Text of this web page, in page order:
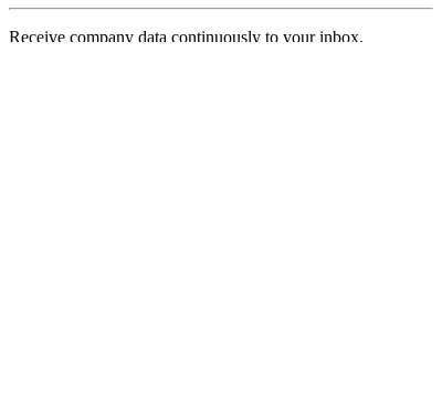
Receive company data continuously to your inbox.